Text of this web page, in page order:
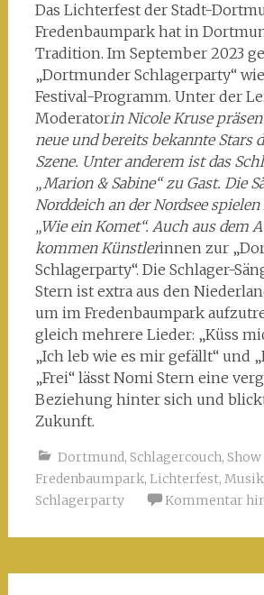
Das Lichterfest der Stadt-
Fredenbaumpark hat in
Tradition. Im September 2023
„Dortmunder Schlagerparty“
Festival-Programm. Unter der
Moderatorin Nicole Kruse
neue und bereits bekannte Stars
Szene. Unter anderem ist das
„Marion & Sabine“ zu Gast. Die
Norddeich an der Nordsee
„Wie ein Komet“. Auch aus dem
kommen Künstlerinnen zur
Schlagerparty“. Die Schlager-
Stern ist extra aus den
um im Fredenbaumpark
gleich mehrere Lieder: „Küss
„Ich leb wie es mir gefällt“ und
„Frei“ lässt Nomi Stern eine
Beziehung hinter sich und
Zukunft.
Dortmund, Schlagercouch, Show
Fredenbaumpark, Lichterfest, Musik
Schlagerparty
Kommentar